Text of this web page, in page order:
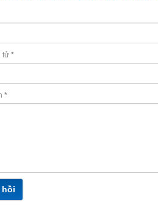
tử *
*
hồi